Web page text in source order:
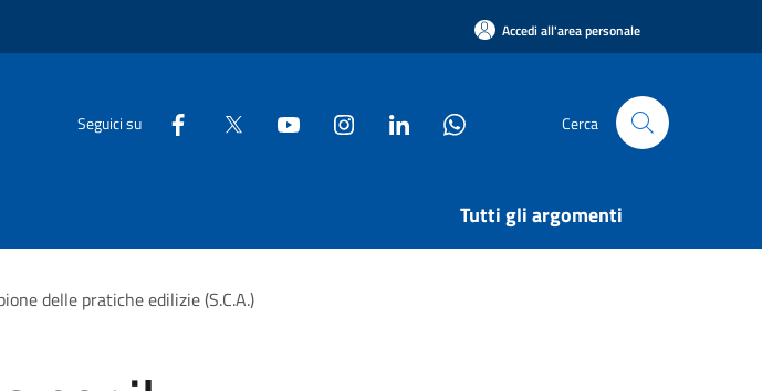
Accedi all'area personale
Seguici su Cerca
Tutti gli argomenti
delle pratiche edilizie (S.C.A.)